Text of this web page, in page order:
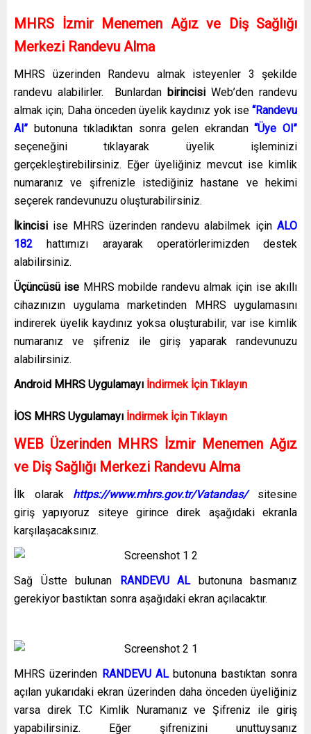
MHRS İzmir Menemen Ağız ve Diş Sağlığı
Merkezi Randevu Alma
MHRS üzerinden Randevu almak isteyenler 3 şekilde
randevu alabilirler. Bunlardan birincisi Web’den randevu
almak için; Daha önceden üyelik kaydınız yok ise “Randevu
Al” butonuna tıkladıktan sonra gelen ekrandan“Üye Ol”
seçeneğini tıklayarak üyelik işleminizi
gerçekleştirebilirsiniz. Eğer üyeliğiniz mevcut ise kimlik
numaranız ve şifrenizle istediğiniz hastane ve hekimi
seçerek randevunuzu oluşturabilirsiniz.
İkincisi ise MHRS üzerinden randevu alabilmek için ALO
182 hattımızı arayarak operatörlerimizden destek
alabilirsiniz.
Üçüncüsü ise MHRS mobilde randevu almak için ise akıllı
cihazınızın uygulama marketinden MHRS uygulamasını
indirerek üyelik kaydınız yoksa oluşturabilir, var ise kimlik
numaranız ve şifreniz ile giriş yaparak randevunuzu
alabilirsiniz.
Android MHRS Uygulamayı İndirmek İçin Tıklayın
İOS MHRS Uygulamayı İndirmek İçin Tıklayın
WEB Üzerinden MHRS İzmir Menemen Ağız
ve Diş Sağlığı Merkezi Randevu Alma
İlk olarak https://www.mhrs.gov.tr/Vatandas/ sitesine
giriş yapıyoruz siteye girince direk aşağıdaki ekranla
karşılaşacaksınız.
Sağ Üstte bulunan RANDEVU ALbutonuna basmanız
gerekiyor bastıktan sonra aşağıdaki ekran açılacaktır.
MHRS üzerinden RANDEVU ALbutonuna bastıktan sonra
açılan yukarıdaki ekran üzerinden daha önceden üyeliğiniz
varsa direk T.C Kimlik Nuramanız ve Şifreniz ile giriş
yapabilirsiniz. Eğer şifrenizini unuttuysanız